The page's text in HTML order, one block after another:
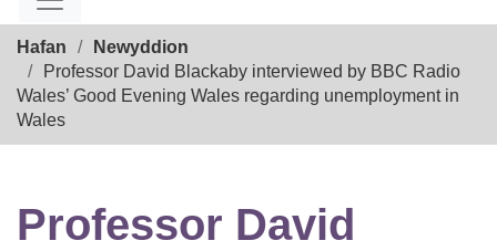
Hafan
Newyddion
Professor David Blackaby interviewed by BBC Radio
Wales’ Good Evening Wales regarding unemployment in
Wales
Professor David